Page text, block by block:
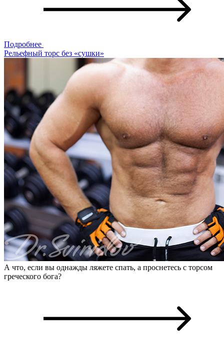
Подробнее
Рельефный торс без «сушки»
А что, если вы однажды ляжете спать, а проснетесь с торсом
греческого бога?